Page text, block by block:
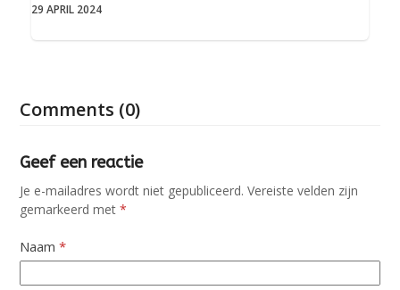
29 APRIL 2024
Comments (0)
Geef een reactie
Je e-mailadres wordt niet gepubliceerd. Vereiste velden zijn
gemarkeerd met*
Naam*